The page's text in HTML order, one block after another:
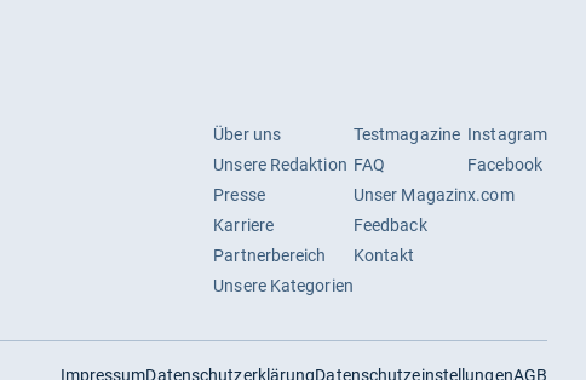
Über uns
Unsere Redaktion
Presse
Karriere
Partnerbereich
Unsere Kategorien
Testmagazine
FAQ
Unser Magazin
Feedback
Kontakt
Instagram
Facebook
x.com
ImpressumDatenschutzerklärungDatenschutzeinstellungenAGB